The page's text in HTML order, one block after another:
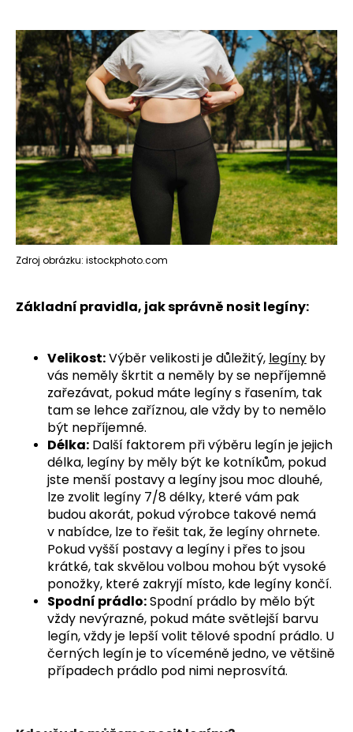
Zdroj obrázku: istockphoto.com
Základní pravidla, jak správně nosit legíny:
Velikost:Výběr velikosti je důležitý, legíny by
vás neměly škrtit a neměly by se nepříjemně
zařezávat, pokud máte legíny s řasením, tak
tam se lehce zaříznou, ale vždy by to nemělo
být nepříjemné.
Délka: Další faktorem při výběru legín je jejich
délka, legíny by měly být ke kotníkům, pokud
jste menší postavy a legíny jsou moc dlouhé,
lze zvolit legíny 7/8 délky, které vám pak
budou akorát, pokud výrobce takové nemá
v nabídce, lze to řešit tak, že legíny ohrnete.
Pokud vyšší postavy a legíny i přes to jsou
krátké, tak skvělou volbou mohou být vysoké
ponožky, které zakryjí místo, kde legíny končí.
Spodní prádlo:Spodní prádlo by mělo být
vždy nevýrazné, pokud máte světlejší barvu
legín, vždy je lepší volit tělové spodní prádlo. U
černých legín je to víceméně jedno, ve většině
případech prádlo pod nimi neprosvítá.